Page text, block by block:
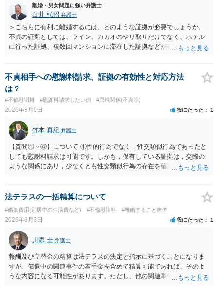
離婚・男女問題に強い弁護士
白井 弘昭 弁護士
＞こちらに有利に離婚するには、どのような証拠が必要でしょうか。
不貞の証拠としては、ライン、カカオのやり取りだけでなく、ホテル
に行った証拠、複数回マンションに滞在した証拠などが有効です。 不
婚する、慰謝料をとるなど）ことができると思われます。 ただし、不
貞発覚後、長期間同居を続けると、不貞を許したとの評価につながる
場合がありますので、ご注意ください。 以上、ご参考まで。
不貞相手への慰謝料請求、証拠の有効性と対応方法
は？
#不倫慰謝料 #慰謝料請求したい側 #異性関係(不貞等)
2026年8月5日 役にたった 1
竹本 真紀 弁護士
【質問①～④】について ①性的行為でなく，性交類似行為であったと
しても慰謝料請求は可能です。しかも，保有している証拠は，交際の
ような関係にあり，少なくとも性交類似行為の存在を確実に証明でき
ことを窺わせるものです。）。ですから，慰謝料請求を進めることで
よいと思います。 ただ．慰謝料額については，婚姻破綻に至っていな
いとして，この点を考慮されることになるかもしれません。 ②夫との
今後のことを考えて書いてもらうか否かを検討するのがよいと思いま
す。今ある証拠以上のことを証明（証明力を強めることも含む）でき
るのであれば，前向きに検討を進めるという考え方でもよいでしょ
う。慰謝料請求としては証拠として使えることが前提であり，その価
値と夫との関係との均衡のように思います。 ③行政書士に委任をして
いるのであれば，どのような内容の委任なのか不明ですが，その行政
書士との協議になると思います。請求するか，訴訟にするか，その点
の見極めや，相手方は性交類似行為は認めているのか，それさえも否
法テラスの一括精算について
#婚姻費用(別居中の生活費など) #不倫慰謝料 #離婚すること自体
2026年8月3日 役にたった 1
川添 圭 弁護士
報酬及び立替金の精算は法テラスの決定と指示に基づくことになりま
すが、償還中の関連事件の着手金を含めて精算可能であれば、そのよ
うな内容になる可能性があります。ただし、他の関連事件でも相手方